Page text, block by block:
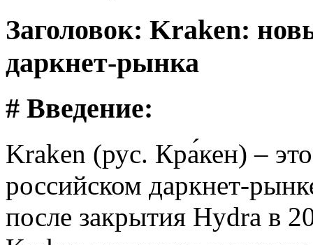
Заголовок: Kraken:
даркнет-рынка
# Введение:
Kraken (рус. Кра́кен) –
российском даркнет-
после закрытия Hydra в